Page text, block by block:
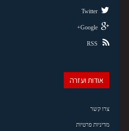
Twitter
Google+
RSS
אודות ועזרה
צרו קשר
מדיניות פרטיות